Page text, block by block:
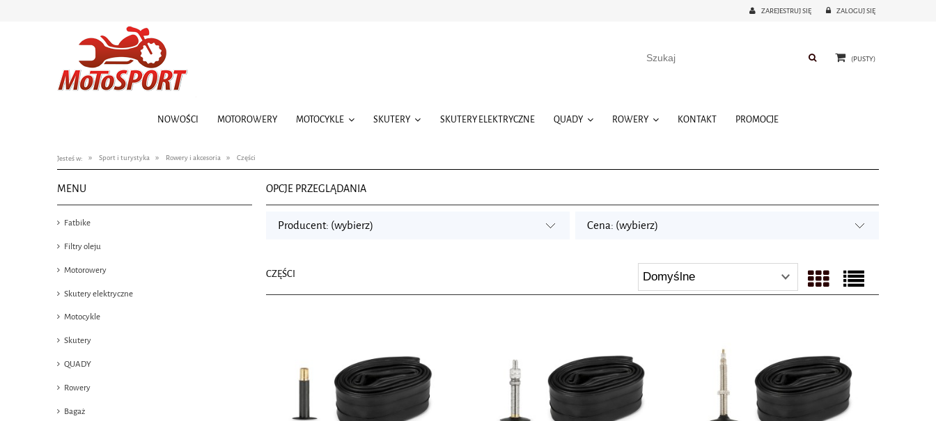
ZAREJESTRUJ SIĘ ZALOGUJ SIĘ
(PUSTY)
NOWOŚCI MOTOROWERY MOTOCYKLE SKUTERY SKUTERY ELEKTRYCZNE QUADY ROWERY KONTAKT PROMOCJE
Jesteś w: » Sport i turystyka » Rowery i akcesoria » Części
MENU
Fatbike
Filtry oleju
Motorowery
Skutery elektryczne
Motocykle
Skutery
QUADY
Rowery
Bagaż
OPCJE PRZEGLĄDANIA
Producent: (wybierz) Cena: (wybierz)
CZĘŚCI